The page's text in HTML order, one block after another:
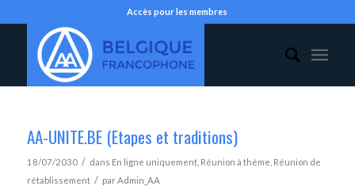
Accès pour les membres
AA-UNITE.BE (Etapes et traditions)
18/07/2030 / dans En ligne uniquement, Réunion à thème Réunion de
rétablissement / parAdmin_AA